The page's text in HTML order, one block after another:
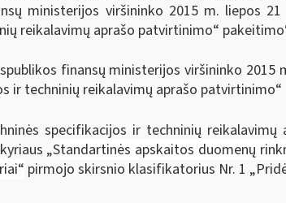
ministerijos viršininko 2015 m. liepos
reikalavimų aprašo patvirtinimo“
finansų ministerijos viršininko 2015
ir techninių reikalavimų aprašo patvirtinimo“
specifikacijos ir techninių
„Standartinės apskaitos duomenų
pirmojo skirsnio klasifikatorius Nr. 1